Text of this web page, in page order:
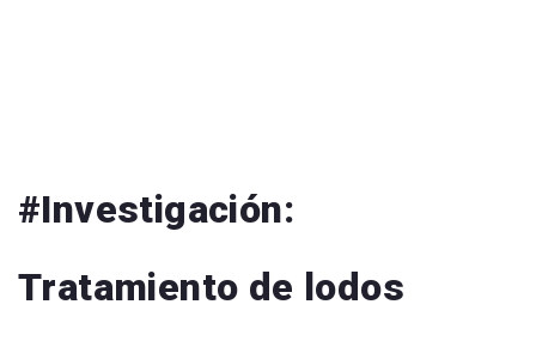
#Investigación:
Tratamiento de lodos